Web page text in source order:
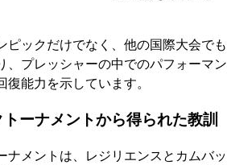
ピックだけでなく、他の国際大会でも
、プレッシャーの中でのパフォーマン
能力を示しています。
ーナメントから得られた教訓
ナメントは、レジリエンスとカムバッ